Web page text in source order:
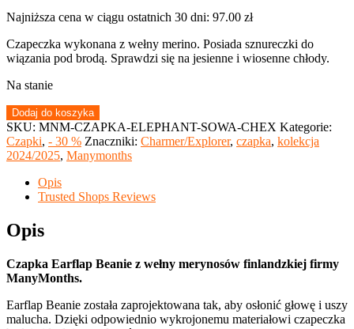
wynosiła:wynosi:
Najniższa cena w ciągu ostatnich 30 dni: 97.00 zł
Czapeczka wykonana z wełny merino. Posiada sznureczki do
wiązania pod brodą. Sprawdzi się na jesienne i wiosenne chłody.
Na stanie
ilość
OSTATNIA
SZTUKA!!!
ManyMonths
Earflap
Beanie
wełny
merynosów
"Elephant
Grey"
3-
12/18
Dodaj do koszyka
SKU: MNM-CZAPKA-ELEPHANT-SOWA-CHEX Kategorie:
Czapki, - 30 % Znaczniki: Charmer/Explorer, czapka, kolekcja
2024/2025, Manymonths
Opis
Trusted Shops Reviews
Opis
Czapka Earflap Beanie z wełny merynosów finlandzkiej firmy
ManyMonths.
Earflap Beanie została zaprojektowana tak, aby osłonić głowę i uszy
malucha. Dzięki odpowiednio wykrojonemu materiałowi czapeczka